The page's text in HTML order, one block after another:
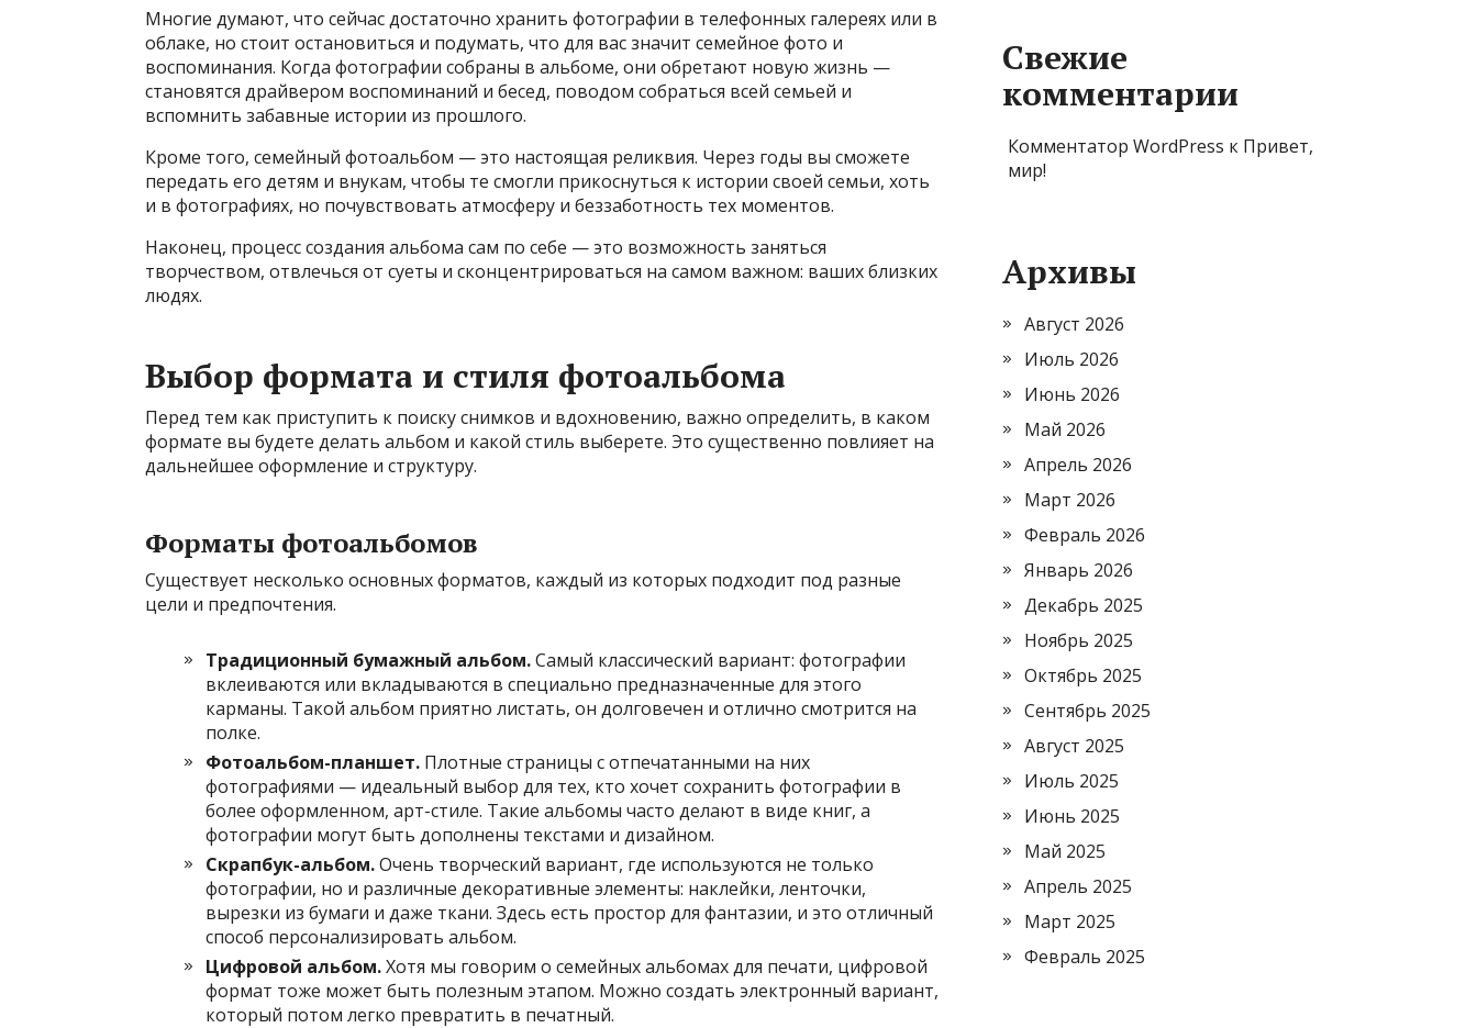
Многие думают, что сейчас достаточно хранить фотографии в телефонных галереях или в
облаке, но стоит остановиться и подумать, что для вас значит семейное фото и
воспоминания. Когда фотографии собраны в альбоме, они обретают новую жизнь —
становятся драйвером воспоминаний и бесед, поводом собраться всей семьей и
вспомнить забавные истории из прошлого.
Кроме того, семейный фотоальбом — это настоящая реликвия. Через годы вы сможете
передать его детям и внукам, чтобы те смогли прикоснуться к истории своей семьи, хоть
и в фотографиях, но почувствовать атмосферу и беззаботность тех моментов.
Наконец, процесс создания альбома сам по себе — это возможность заняться
творчеством, отвлечься от суеты и сконцентрироваться на самом важном: ваших близких
людях.
Выбор формата и стиля фотоальбома
Перед тем как приступить к поиску снимков и вдохновению, важно определить, в каком
формате вы будете делать альбом и какой стиль выберете. Это существенно повлияет на
дальнейшее оформление и структуру.
Форматы фотоальбомов
Существует несколько основных форматов, каждый из которых подходит под разные
цели и предпочтения.
Традиционный бумажный альбом.Самый классический вариант: фотографии
вклеиваются или вкладываются в специально предназначенные для этого
карманы. Такой альбом приятно листать, он долговечен и отлично смотрится на
полке.
Фотоальбом-планшет. Плотные страницы с отпечатанными на них
фотографиями — идеальный выбор для тех, кто хочет сохранить фотографии в
более оформленном, арт-стиле. Такие альбомы часто делают в виде книг, а
фотографии могут быть дополнены текстами и дизайном.
Скрапбук-альбом.Очень творческий вариант, где используются не только
фотографии, но и различные декоративные элементы: наклейки, ленточки,
вырезки из бумаги и даже ткани. Здесь есть простор для фантазии, и это отличный
способ персонализировать альбом.
Цифровой альбом.Хотя мы говорим о семейных альбомах для печати, цифровой
формат тоже может быть полезным этапом. Можно создать электронный вариант,
который потом легко превратить в печатный.
Свежие
комментарии
Комментатор WordPress к Привет,
мир!
Архивы
Август 2026
Июль 2026
Июнь 2026
Май 2026
Апрель 2026
Март 2026
Февраль 2026
Январь 2026
Декабрь 2025
Ноябрь 2025
Октябрь 2025
Сентябрь 2025
Август 2025
Июль 2025
Июнь 2025
Май 2025
Апрель 2025
Март 2025
Февраль 2025